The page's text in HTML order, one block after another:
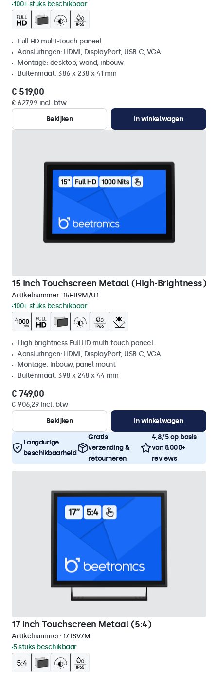
100+ stuks beschikbaar
Full HD multi-touch paneel
Aansluitingen: HDMI, DisplayPort, USB-C, VGA
Montage: desktop, wand, inbouw
Buitenmaat: 386 x 238 x 41 mm
€ 519,00
€ 627,99 incl. btw
Bekijken
In winkelwagen
15 Inch Touchscreen Metaal (High-Brightness)
Artikelnummer: 15HB9M/U1
100+ stuks beschikbaar
High brightness Full HD multi-touch paneel
Aansluitingen: HDMI, DisplayPort, USB-C, VGA
Montage: inbouw, panel mount
Buitenmaat: 398 x 248 x 44 mm
€ 749,00
€ 906,29 incl. btw
Bekijken
In winkelwagen
Langdurige
beschikbaarheid
Gratis
verzending &
retourneren
4,8/5 op basis
van 5.000+
reviews
17 Inch Touchscreen Metaal (5:4)
Artikelnummer: 17TSV7M
5 stuks beschikbaar